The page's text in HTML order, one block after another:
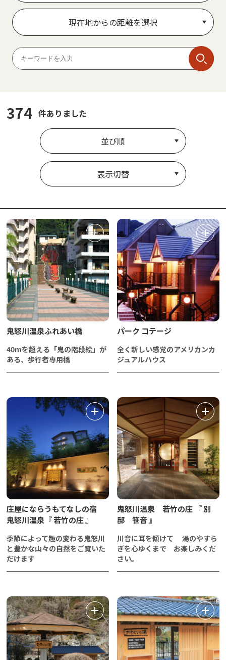
現在地からの距離を選択
374 件ありました
並び順
表示切替
鬼怒川温泉ふれあい橋
40mを超える「鬼の階段絵」が
ある、歩行者専用橋
パーク コテージ
全く新しい感覚のアメリカンカ
ジュアルハウス
庄屋にならうもてなしの宿
鬼怒川温泉『 若竹の庄 』
季節によって趣の変わる鬼怒川
と豊かな山々の自然をご覧いた
だけます
鬼怒川温泉 若竹の庄 『 別
邸 笹音 』
川音に耳を傾けて 湯のやすら
ぎを心ゆくまで お楽しみくだ
さい。